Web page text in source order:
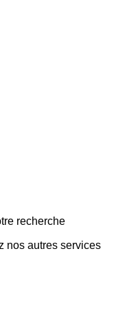
recherche
nos autres services